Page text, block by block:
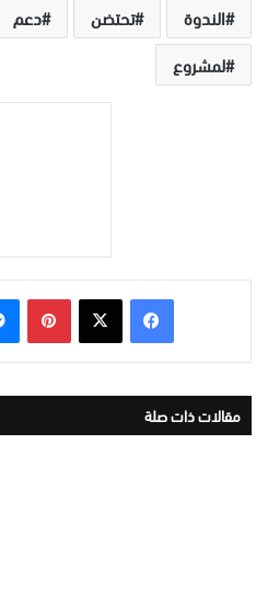
الندوة
تحتضن دعم
لمشروع
بينتيريست
مقالات ذات صلة